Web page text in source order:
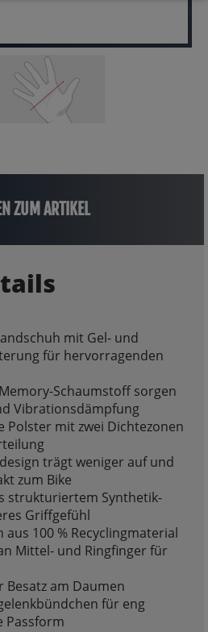
ZUM ARTIKEL
mit Gel- und
für hervorragenden
Schaumstoff sorgen
Vibrationsdämpfung
Polster mit zwei Dichtezonen
trägt weniger auf und
zum Bike
strukturiertem Synthetik-
Griffgefühl
100 % Recyclingmaterial
Mittel- und Ringfinger für
Besatz am Daumen
für eng
Passform